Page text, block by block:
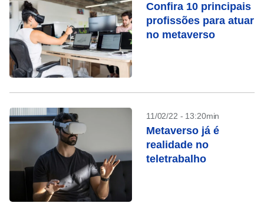
Confira 10 principais
profissões para atuar
no metaverso
11/02/22 - 13:20min
Metaverso já é
realidade no
teletrabalho